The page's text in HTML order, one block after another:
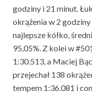
godziny i 21 minut.
okrążenia w 2
najlepsze kółko,
95,05%. Z kolei w
1:30.513, a Maciej
przejechał 138
tempem 1:36.081 i